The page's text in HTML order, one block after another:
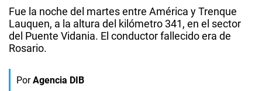
Fue la noche del martes entre América y Trenque
Lauquen, a la altura del kilómetro 341, en el sector
del Puente Vidania. El conductor fallecido era de
Rosario.
Por Agencia DIB